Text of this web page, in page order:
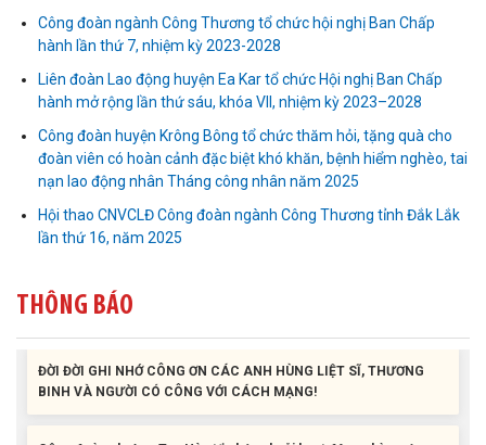
Công đoàn ngành Công Thương tổ chức hội nghị Ban Chấp
hành lần thứ 7, nhiệm kỳ 2023-2028
Liên đoàn Lao động huyện Ea Kar tổ chức Hội nghị Ban Chấp
hành mở rộng lần thứ sáu, khóa VII, nhiệm kỳ 2023–2028
Công đoàn huyện Krông Bông tổ chức thăm hỏi, tặng quà cho
đoàn viên có hoàn cảnh đặc biệt khó khăn, bệnh hiểm nghèo, tai
nạn lao động nhân Tháng công nhân năm 2025
Hội thao CNVCLĐ Công đoàn ngành Công Thương tỉnh Đắk Lắk
lần thứ 16, năm 2025
THÔNG BÁO
Liên đoàn Lao động tỉnh tổ chức trao kinh phí hỗ trợ xây dựng nhà
Bàn giao Mái ấm công đoàn cho 2 đoàn viên thuộc Công đoàn
ĐỜI ĐỜI GHI NHỚ CÔNG ƠN CÁC ANH HÙNG LIỆT SĨ, THƯƠNG
Công đoàn phường Tuy Hòa tổ chức chuỗi hoạt động chào mừng